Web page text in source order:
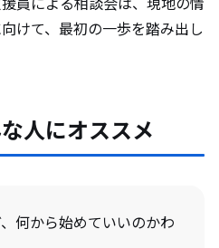
けて、最初の一歩を踏み出し
人にオススメ
何から始めていいのかわ